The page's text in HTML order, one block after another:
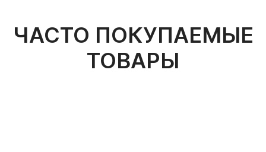
ЧАСТО ПОКУПАЕМЫЕ
ТОВАРЫ